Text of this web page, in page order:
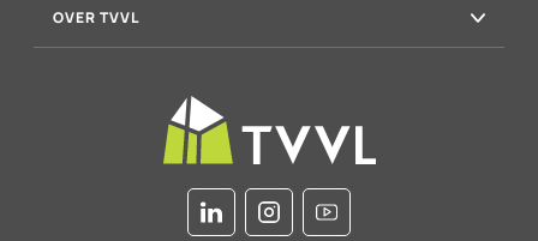
OVER TVVL